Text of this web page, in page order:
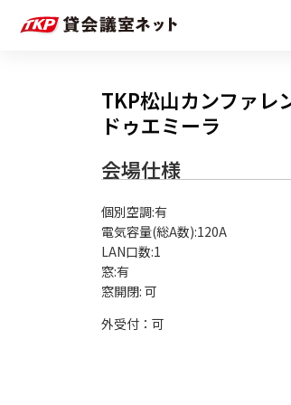
TKP松山カンファレ
ドゥエミーラ
会場仕様
個別空調:有
電気容量(総A数):120A
LAN口数:1
窓:有
外受付：可